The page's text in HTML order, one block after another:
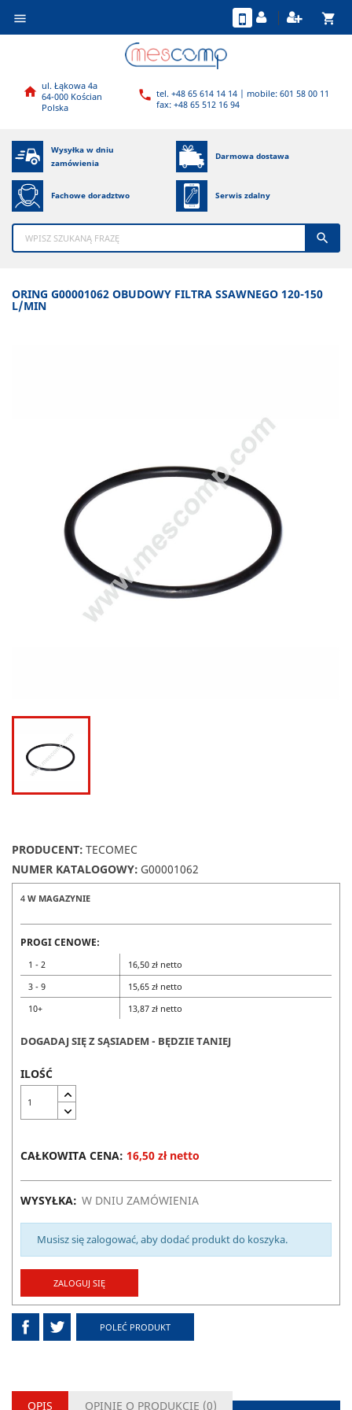
 shopping_cart
 ul. Łąkowa 4a
64-000 Kościan
Polska
 tel. +48 65 614 14 14 | mobile: 601 58 00 11
fax: +48 65 512 16 94
Wysyłka w dniu
zamówienia
Darmowa dostawa
Fachowe doradztwo Serwis zdalny

ORING G00001062 OBUDOWY FILTRA SSAWNEGO 120-150
L/MIN
PRODUCENT: TECOMEC
NUMER KATALOGOWY: G00001062
4 W MAGAZYNIE
PROGI CENOWE:
1 - 2
16,50 zł netto
3 - 9
15,65 zł netto
10+
13,87 zł netto
DOGADAJ SIĘ Z SĄSIADEM - BĘDZIE TANIEJ
ILOŚĆ
CAŁKOWITA CENA: 16,50 zł netto
WYSYŁKA: W DNIU ZAMÓWIENIA
Musisz się zalogować, aby dodać produkt do koszyka.
ZALOGUJ SIĘ
POLEĆ PRODUKT
OPIS OPINIE O PRODUKCIE (0)